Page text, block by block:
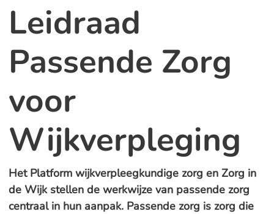
Leidraad
Passende Zorg
voor
Wijkverpleging
Het Platform wijkverpleegkundige zorg en Zorg in
de Wijk stellen de werkwijze van passende zorg
centraal in hun aanpak. Passende zorg is zorg die